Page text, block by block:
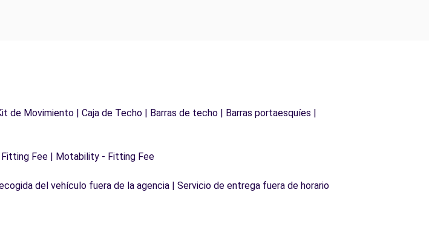
Movimiento | Caja de Techo | Barras de techo | Barras portaesquíes |
Fee | Motability - Fitting Fee
del vehículo fuera de la agencia | Servicio de entrega fuera de horario